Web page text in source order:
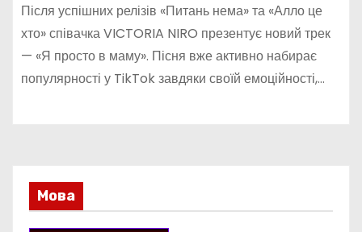
Після успішних релізів «Питань нема» та «Алло це
хто» співачка VICTORIA NIRO презентує новий трек
— «Я просто в маму». Пісня вже активно набирає
популярності у TikTok завдяки своїй емоційності,…
Мова